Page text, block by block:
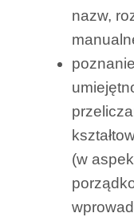
nazw,
(w